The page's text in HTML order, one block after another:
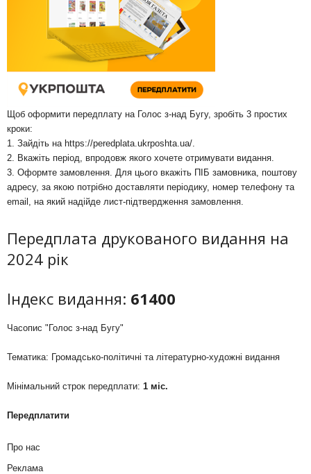
Щоб оформити передплату на Голос з-над Бугу, зробіть 3 простих
кроки:
1. Зайдіть на https://peredplata.ukrposhta.ua/
2. Вкажіть період, впродовж якого хочете отримувати видання.
3. Оформте замовлення. Для цього вкажіть ПІБ замовника, поштову
адресу, за якою потрібно доставляти періодику, номер телефону та
email, на який надійде лист-підтвердження замовлення.
Передплата друкованого видання на
2024 рік
Індекс видання: 61400
Часопис "Голос з-над Бугу"
Тематика: Громадсько-політичні та літературно-художні видання
Мінімальний строк передплати: 1 міс.
Передплатити
Про нас
Реклама